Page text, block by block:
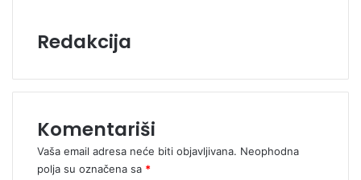
Redakcija
Komentariši
Vaša email adresa neće biti objavljivana. Neophodna
polja su označena sa *